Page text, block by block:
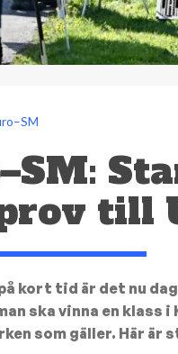
till
kort tid är det nu
ska vinna en klass i
som gäller. Här